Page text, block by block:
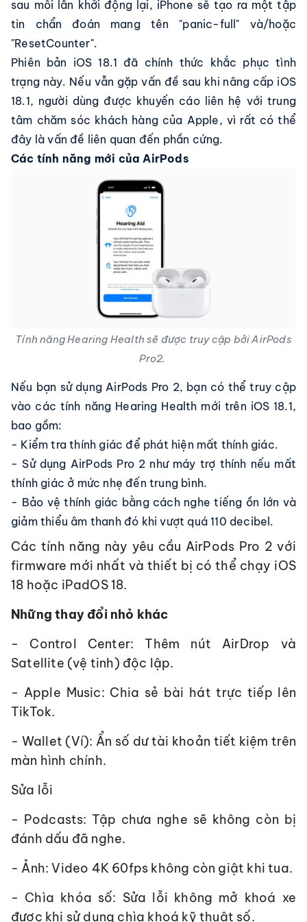
sau mỗi lần khởi động lại, iPhone sẽ tạo ra một tập
tin chẩn đoán mang tên "panic-full" và/hoặc
"ResetCounter".
Phiên bản iOS 18.1 đã chính thức khắc phục tình
trạng này. Nếu vẫn gặp vấn đề sau khi nâng cấp iOS
18.1, người dùng được khuyến cáo liên hệ với trung
tâm chăm sóc khách hàng của Apple, vì rất có thể
đây là vấn đề liên quan đến phần cứng.
Các tính năng mới của AirPods
Tính năng Hearing Health sẽ được truy cập bởi AirPods
Pro2.
Nếu bạn sử dụng AirPods Pro 2, bạn có thể truy cập
vào các tính năng Hearing Health mới trên iOS 18.1,
bao gồm:
- Kiểm tra thính giác để phát hiện mất thính giác.
- Sử dụng AirPods Pro 2 như máy trợ thính nếu mất
thính giác ở mức nhẹ đến trung bình.
- Bảo vệ thính giác bằng cách nghe tiếng ồn lớn và
giảm thiểu âm thanh đó khi vượt quá 110 decibel.
Các tính năng này yêu cầu AirPods Pro 2 với
firmware mới nhất và thiết bị có thể chạy iOS
18 hoặc iPadOS 18.
Những thay đổi nhỏ khác
- Control Center: Thêm nút AirDrop và
Satellite (vệ tinh) độc lập.
- Apple Music: Chia sẻ bài hát trực tiếp lên
TikTok.
- Wallet (Ví): Ẩn số dư tài khoản tiết kiệm trên
màn hình chính.
Sửa lỗi
- Podcasts: Tập chưa nghe sẽ không còn bị
đánh dấu đã nghe.
- Ảnh: Video 4K 60fps không còn giật khi tua.
- Chìa khóa số: Sửa lỗi không mở khoá xe
được khi sử dụng chìa khoá kỹ thuật số.